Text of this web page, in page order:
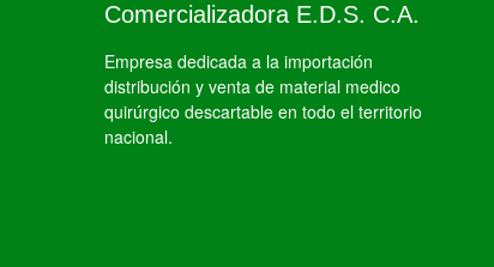
Comercializadora E.D.S. C.A.
Empresa dedicada a la importación
distribución y venta de material medico
quirúrgico descartable en todo el territorio
nacional.